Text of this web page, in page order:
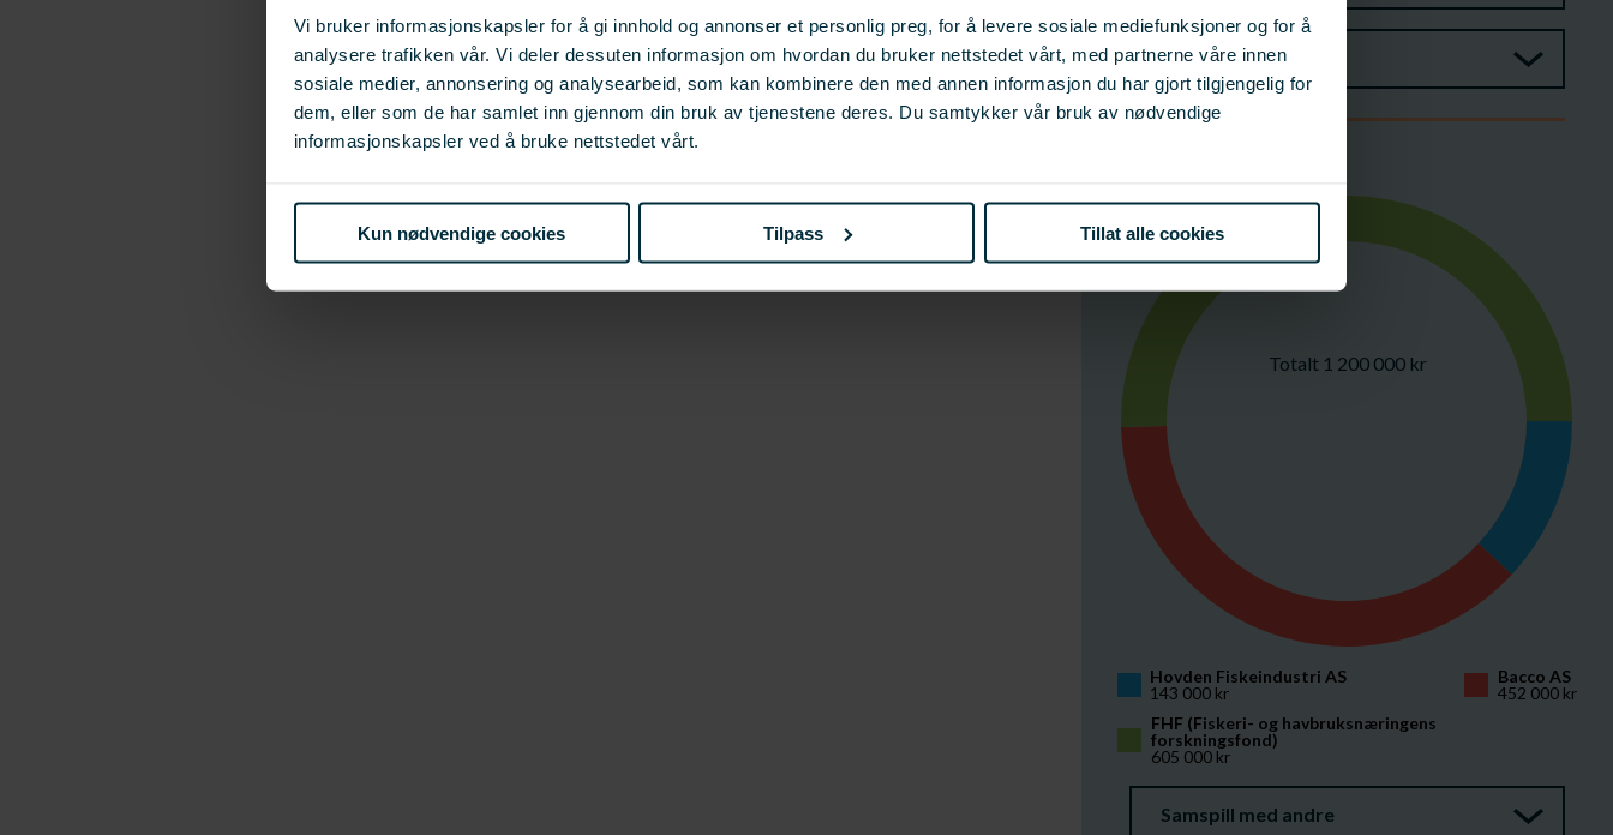
Vi bruker informasjonskapsler for å gi innhold og annonser et personlig preg, for å levere sosiale mediefunksjoner og for å
analysere trafikken vår. Vi deler dessuten informasjon om hvordan du bruker nettstedet vårt, med partnerne våre innen
sosiale medier, annonsering og analysearbeid, som kan kombinere den med annen informasjon du har gjort tilgjengelig for
dem, eller som de har samlet inn gjennom din bruk av tjenestene deres. Du samtykker vår bruk av nødvendige
informasjonskapsler ved å bruke nettstedet vårt.
Kun nødvendige cookies Tilpass Tillat alle cookies
Styringsgruppe
Totalt 1 200 000 kr
Hovden Fiskeindustri AS
143 000 kr
Bacco AS
452 000 kr
FHF (Fiskeri- og havbruksnæringens
forskningsfond)
605 000 kr
Samspill med andre